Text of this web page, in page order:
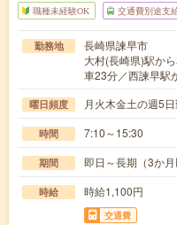
職種未経験OK 交通費別途支
勤務地
長崎県諫早市
大村(長崎県)駅か
車23分／西諫早駅
曜日頻度 月火木金土の週5
時間 7:10～15:30
期間 即日～長期（3か月
時給 時給1,100円
交通費